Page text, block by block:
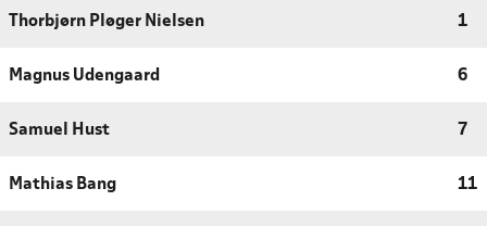
Thorbjørn Pløger Nielsen 1
Magnus Udengaard 6
Samuel Hust 7
Mathias Bang 11